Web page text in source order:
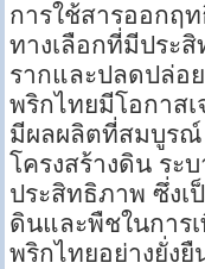
การใช้สารออกฤ
ทางเลือกที่มีประ
รากและปลดปล่อ
พริกไทยมีโอกาส
มีผลผลิตที่สมบูรณ์
โครงสร้างดิน ระ
ประสิทธิภาพ ซึ่งเ
ดินและพืชในการ
พริกไทยอย่างยั่งยื